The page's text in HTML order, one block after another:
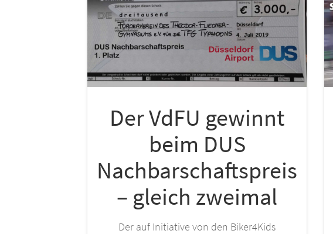
Der VdFU gewinnt
beim DUS
Nachbarschaftspreis
– gleich zweimal
Der auf Initiative von den Biker4Kids